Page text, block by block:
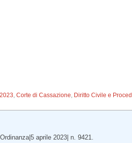
,Corte di Cassazione, Diritto Civile e
aprile 2023| n. 9421.